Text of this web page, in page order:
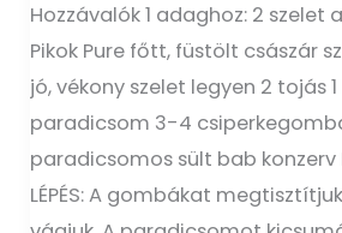
Hozzávalók 1 adaghoz: 2 szelet
Pikok Pure főtt, füstölt császár
jó, vékony szelet legyen 2 tojás
paradicsom 3-4
paradicsomos sült bab konzerv
LÉPÉS: A gombákat